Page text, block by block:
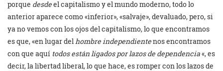
porque desdeel capitalismo y el mundo moderno, todo lo
anterior aparece como «inferior», «salvaje», devaluado, pero, si
ya no vemos con los ojos del capitalismo, lo que encontramos
es que, «en lugar del hombre independientenos encontramos
con que aquí todos están ligados por lazos de dependencia«, es
decir, la libertad liberal, lo que hace, es romper con los lazos de